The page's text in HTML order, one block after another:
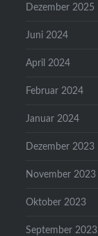
Dezember 2025
Juni 2024
April 2024
Februar 2024
Januar 2024
Dezember 2023
November 2023
Oktober 2023
September 2023